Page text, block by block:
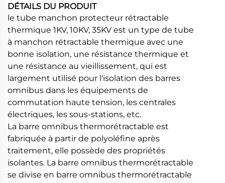
DÉTAILS DU PRODUIT
le tube manchon protecteur rétractable
thermique 1KV, 10KV, 35KV est un type de tube
à manchon rétractable thermique avec une
bonne isolation, une résistance thermique et
une résistance au vieillissement, qui est
largement utilisé pour l'isolation des barres
omnibus dans les équipements de
commutation haute tension, les centrales
électriques, les sous-stations, etc.
La barre omnibus thermorétractable est
fabriquée à partir de polyoléfine après
traitement, elle possède des propriétés
isolantes. La barre omnibus thermorétractable
se divise en barre omnibus thermorétractable